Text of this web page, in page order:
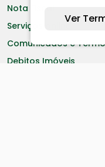
Nota Fiscal
Serviços online
Comunicados e
Debitos Imóveis
Ver